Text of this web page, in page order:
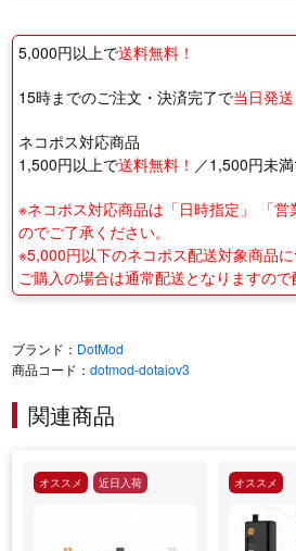
5,000円以上で送料無料！
15時までのご注文・決済完了で当日発送
ネコポス対応商品
1,500円以上で送料無料！ ／1,500円未
※ネコポス対応商品は「日時指定」 「
のでご了承ください。
※5,000円以下のネコポス配送対象商品
ご購入の場合は通常配送となりますので
ブランド： DotMod
商品コード：dotmod-dotaiov3
関連商品
オススメ 近日入荷 オススメ